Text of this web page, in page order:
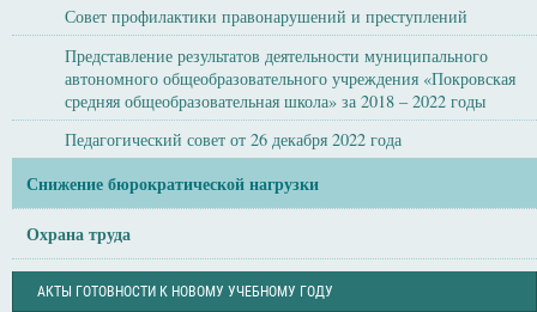
Совет профилактики правонарушений и преступлений
Представление результатов деятельности муниципального
автономного общеобразовательного учреждения «Покровская
средняя общеобразовательная школа» за 2018 – 2022 годы
Педагогический совет от 26 декабря 2022 года
Снижение бюрократической нагрузки
Охрана труда
АКТЫ ГОТОВНОСТИ К НОВОМУ УЧЕБНОМУ ГОДУ